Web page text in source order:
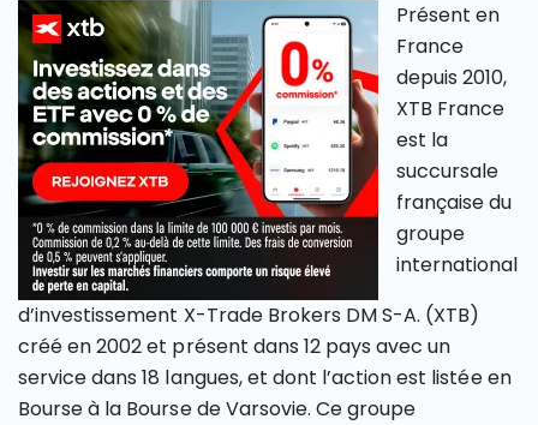
Présent en
France
depuis 2010,
XTB France
est la
succursale
française du
groupe
international
d’investissement X-Trade Brokers DM S-A. (XTB)
créé en 2002 et présent dans 12 pays avec un
service dans 18 langues, et dont l’action est listée en
Bourse à la Bourse de Varsovie. Ce groupe